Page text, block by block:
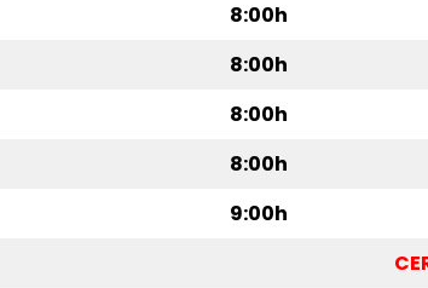
8:00h
8:00h
8:00h
8:00h
9:00h